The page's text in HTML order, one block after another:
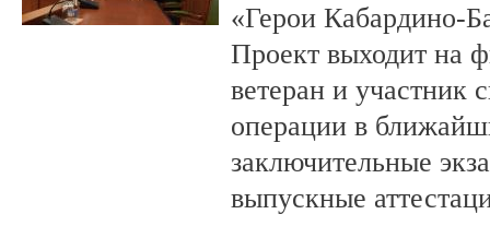
«Герои Кабардино-
Проект выходит на
ветеран и участник
операции в
заключительные
выпускные